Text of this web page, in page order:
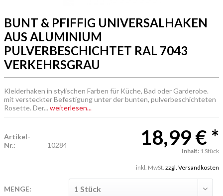
BUNT & PFIFFIG UNIVERSALHAKEN
AUS ALUMINIUM
PULVERBESCHICHTET RAL 7043
VERKEHRSGRAU
Kleiderhaken in stylischen Farben für Küche, Bad oder Garderobe.
mit versteckter Befestigung unter der bunten, pulverbeschichteten
Rosette. Der... weiterlesen...
Artikel-
Nr.:
10284 18,99 € *
Inhalt: 1 Stück
inkl. MwSt. zzgl. Versandkosten
MENGE: